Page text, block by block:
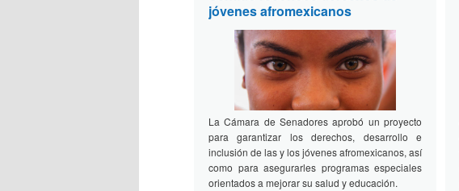
jóvenes afromexicanos
La Cámara de Senadores aprobó un proyecto
para garantizar los derechos, desarrollo e
inclusión de las y los jóvenes afromexicanos, así
como para asegurarles programas especiales
orientados a mejorar su salud y educación.